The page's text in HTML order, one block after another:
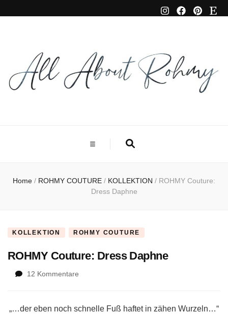
Home / ROHMY COUTURE / KOLLEKTION / ROHMY Couture:
Dress Daphne
KOLLEKTION ROHMY COUTURE
ROHMY Couture: Dress Daphne
12 Kommentare
Dress
„…der eben noch schnelle Fuß haftet in zähen Wurzeln…“